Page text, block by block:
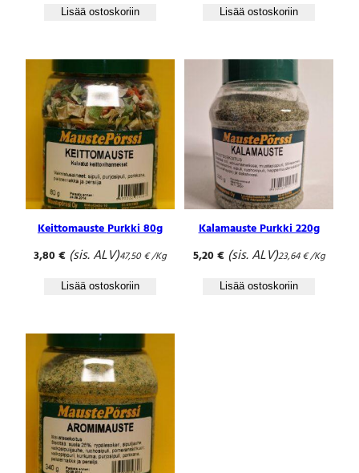
Lisää ostoskoriin Lisää ostoskoriin
Keittomauste Purkki 80g
3,80€ (sis. ALV)47,50€/Kg
Lisää ostoskoriin
Kalamauste Purkki 220g
5,20€ (sis. ALV)23,64€/Kg
Lisää ostoskoriin